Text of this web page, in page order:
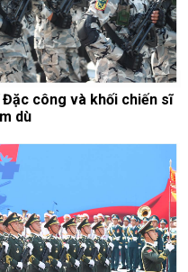
công và khối chiến sĩ
dù